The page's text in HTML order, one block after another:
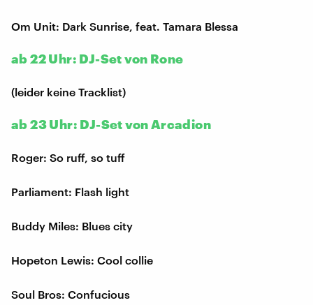
Om Unit: Dark Sunrise, feat. Tamara Blessa
ab 22 Uhr: DJ-Set von Rone
(leider keine Tracklist)
ab 23 Uhr: DJ-Set von Arcadion
Roger: So ruff, so tuff
Parliament: Flash light
Buddy Miles: Blues city
Hopeton Lewis: Cool collie
Soul Bros: Confucious